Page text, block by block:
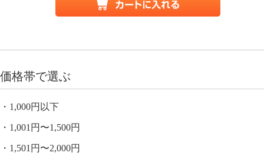
価格帯で選ぶ
1,000円以下
1,001円〜1,500円
1,501円〜2,000円